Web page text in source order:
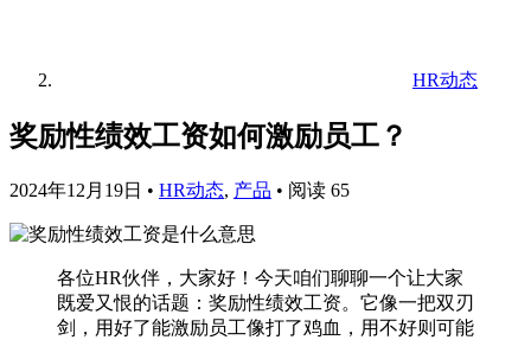
HR动态
奖励性绩效工资如何激励员工？
2024年12月19日 • HR动态, 产品 • 阅读 65
各位HR伙伴，大家好！今天咱们聊聊一个让大家
既爱又恨的话题：奖励性绩效工资。它像一把双刃
剑，用好了能激励员工像打了鸡血，用不好则可能